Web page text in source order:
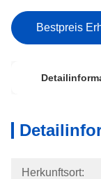
Bestpreis
Herkunftsort: